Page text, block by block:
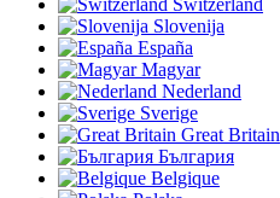
Slovenija
España
Magyar
Nederland
Sverige
Great Britain
България
Belgique